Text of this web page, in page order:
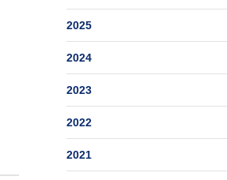
2025
2024
2023
2022
2021